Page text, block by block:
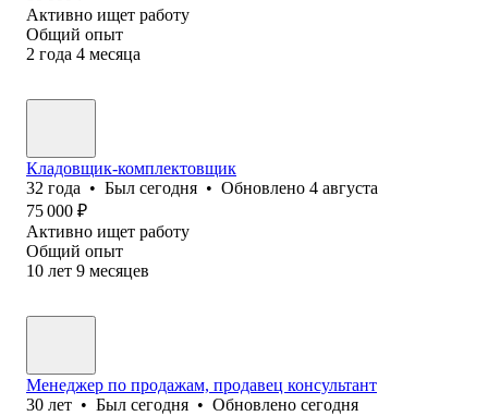
Активно ищет работу
Общий опыт
2 года 4 месяца
Кладовщик-комплектовщик
32 года • Был сегодня • Обновлено 4 августа
75 000 ₽
Активно ищет работу
Общий опыт
10 лет 9 месяцев
Менеджер по продажам, продавец консультант
30 лет • Был сегодня • Обновлено сегодня